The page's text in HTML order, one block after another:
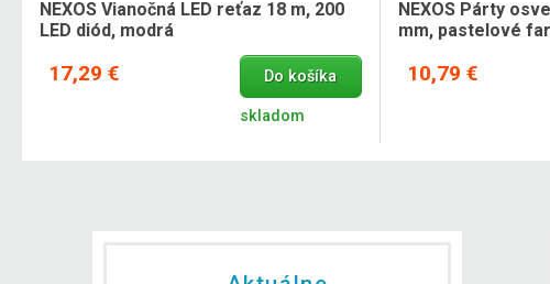
NEXOS Vianočná LED reťaz 18 m, 200
LED diód, modrá
17,29 € Do košíka
skladom
NEXOS Párty
mm, pastelové
10,79 €